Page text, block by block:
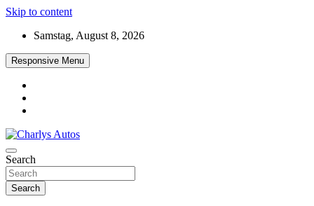
Skip to content
Samstag, August 8, 2026
Responsive Menu
Charlys Autos
Das neue Automagazin – global. regional. informativ. interaktiv
Search
Search